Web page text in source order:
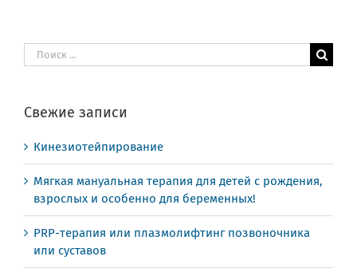
Результат
поиска:
Свежие записи
Кинезиотейпирование
Мягкая мануальная терапия для детей с рождения,
взрослых и особенно для беременных!
PRP-терапия или плазмолифтинг позвоночника
или суставов